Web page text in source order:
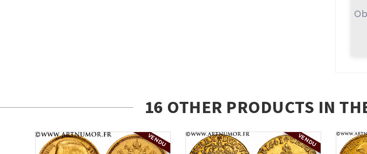
16 OTHER PRODUCTS IN
VENDU VENDU